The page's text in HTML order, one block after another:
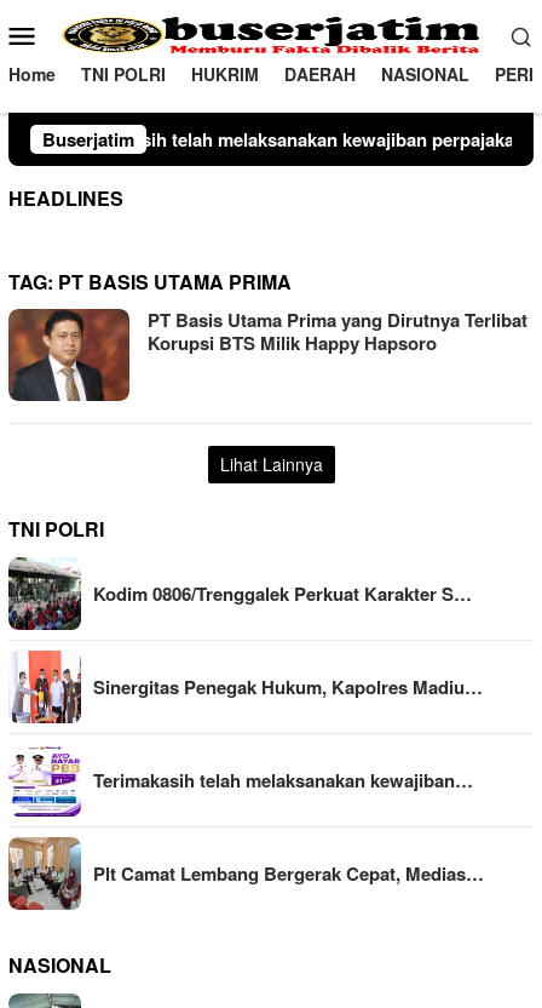
ke
konten
Menu
Mobile
Home TNI POLRI HUKRIM DAERAH NASIONAL
Buserjatim
melaksanakan kewajiban perpajakan daerah tepat waktu
HEADLINES
TAG: PT BASIS UTAMA PRIMA
PT Basis Utama Prima yang Dirutnya Terlibat
Korupsi BTS Milik Happy Hapsoro
Lihat Lainnya
TNI POLRI
Kodim 0806/Trenggalek Perkuat Karakter S…
Sinergitas Penegak Hukum, Kapolres Madiu…
Terimakasih telah melaksanakan kewajiban…
Plt Camat Lembang Bergerak Cepat, Medias…
NASIONAL